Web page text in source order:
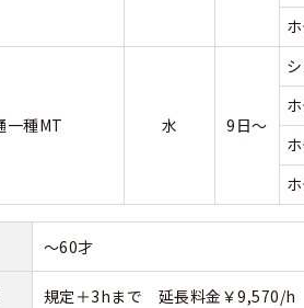
一種MT 水 9日～
～60才
規定＋3hまで 延長料金￥9,570/h